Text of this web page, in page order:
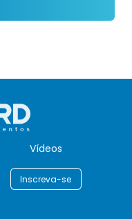
Vídeos
Inscreva-se